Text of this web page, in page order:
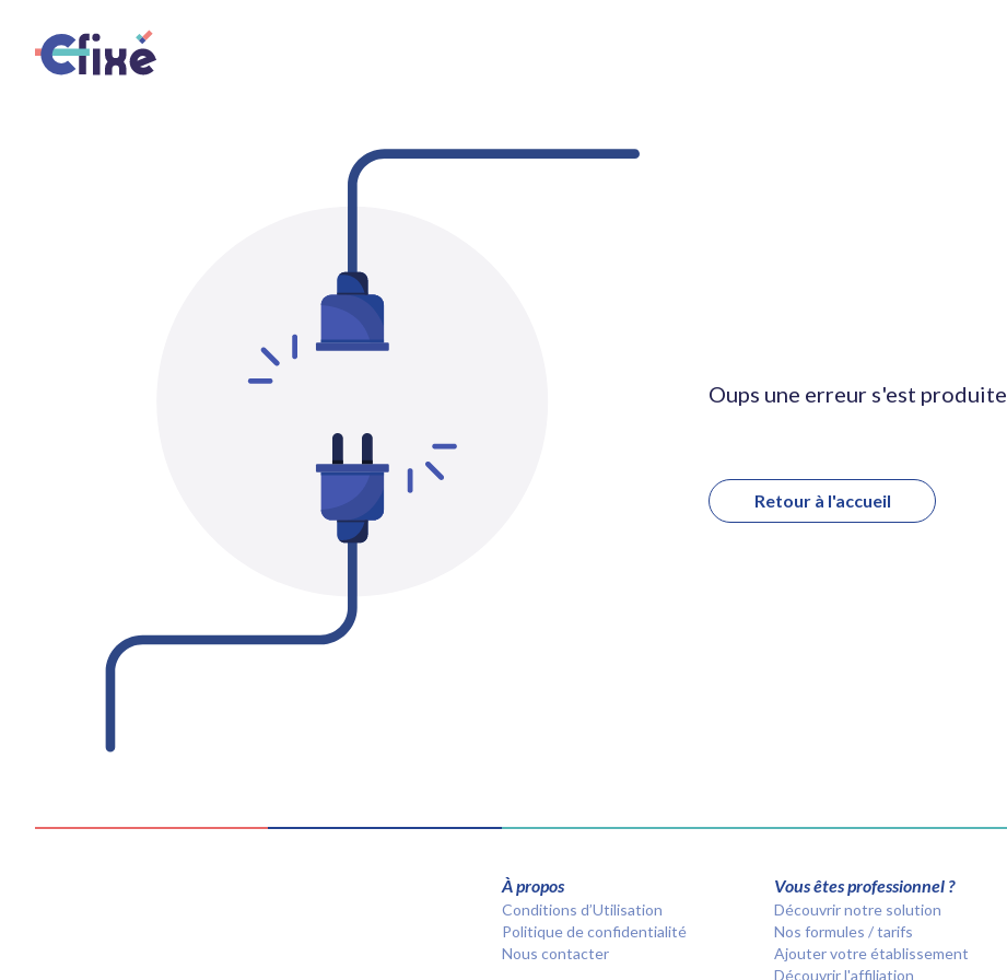
Oups une erreur s'est produite
Retour à l'accueil
À propos
Conditions d’Utilisation
Politique de confidentialité
Nous contacter
Vous êtes professionnel ?
Découvrir notre solution
Nos formules / tarifs
Ajouter votre établissement
Découvrir l'affiliation